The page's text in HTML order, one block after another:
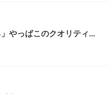
やっぱこのクオリティ...